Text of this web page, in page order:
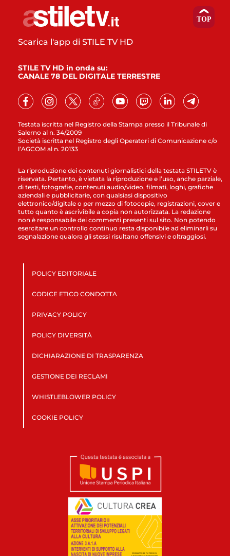
Testata iscritta nel Registro della Stampa presso il Tribunale di
Salerno al n. 34/2009
Società iscritta nel Registro degli Operatori di Comunicazione c/o
l’AGCOM al n. 20133
Scarica l'app di STILE TV HD
STILE TV HD in onda su:
CANALE 78 DEL DIGITALE TERRESTRE
La riproduzione dei contenuti giornalistici della testata STILETV è
riservata. Pertanto, è vietata la riproduzione e l’uso, anche parziale,
di testi, fotografie, contenuti audio/video, filmati, loghi, grafiche
aziendali e pubblicitarie, con qualsiasi dispositivo
elettronico/digitale o per mezzo di fotocopie, registrazioni, cover e
tutto quanto è ascrivibile a copia non autorizzata. La redazione
non è responsabile dei commenti presenti sul sito. Non potendo
esercitare un controllo continuo resta disponibile ad eliminarli su
segnalazione qualora gli stessi risultano offensivi e oltraggiosi.
POLICY EDITORIALE
CODICE ETICO CONDOTTA
PRIVACY POLICY
POLICY DIVERSITÀ
DICHIARAZIONE DI TRASPARENZA
GESTIONE DEI RECLAMI
WHISTLEBLOWER POLICY
COOKIE POLICY